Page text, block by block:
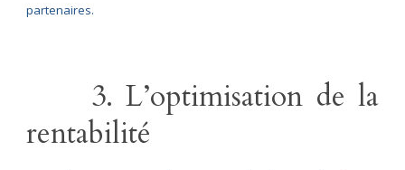
partenaires.
3. L’optimisation de la
rentabilité